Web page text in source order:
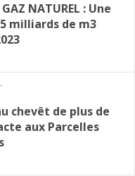
NATUREL : Une
milliards de m3
chevêt de plus de
aux Parcelles